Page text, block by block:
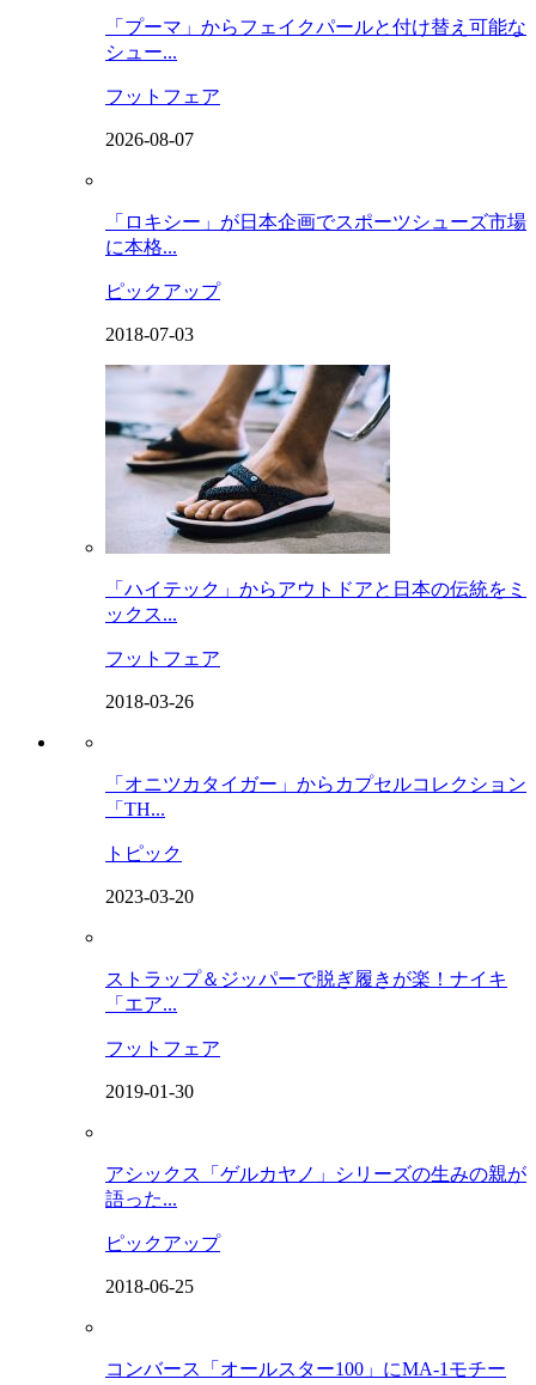
「プーマ」からフェイクパールと付け替え可能な
シュー...
フットフェア
2026-08-07
「ロキシー」が日本企画でスポーツシューズ市場
に本格...
ピックアップ
2018-07-03
「ハイテック」からアウトドアと日本の伝統をミ
ックス...
フットフェア
2018-03-26
「オニツカタイガー」からカプセルコレクション
「TH...
トピック
2023-03-20
ストラップ＆ジッパーで脱ぎ履きが楽！ナイキ
「エア...
フットフェア
2019-01-30
アシックス「ゲルカヤノ」シリーズの生みの親が
語った...
ピックアップ
2018-06-25
コンバース「オールスター100」にMA-1モチー